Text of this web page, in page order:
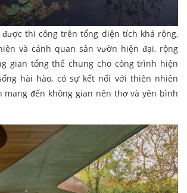
được thi công trên tổng diện tích khá rộng,
và cảnh quan sân vườn hiện đại, rộng
gian tổng thể chung cho công trình hiện
hài hào, có sự kết nối với thiên nhiên
mang đến không gian nên thơ và yên bình